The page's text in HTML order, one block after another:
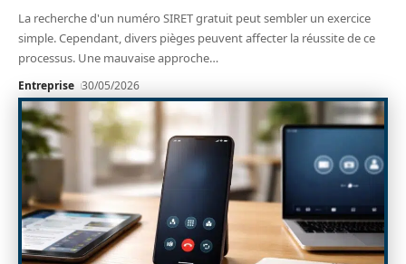
La recherche d'un numéro SIRET gratuit peut sembler un exercice
simple. Cependant, divers pièges peuvent affecter la réussite de ce
processus. Une mauvaise approche…
Entreprise 30/05/2026